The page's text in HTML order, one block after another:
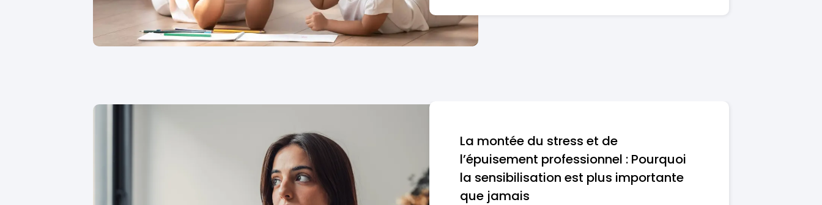
La montée du stress et de
l’épuisement professionnel : Pourquoi
la sensibilisation est plus importante
que jamais